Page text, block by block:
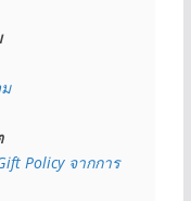
Policy จากการ